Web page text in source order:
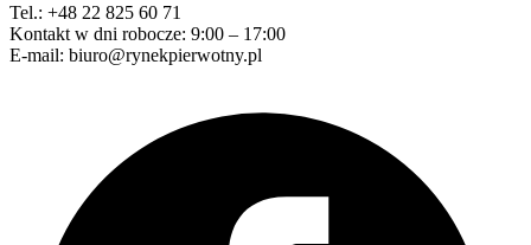
Tel.: +48 22 825 60 71
Kontakt w dni robocze: 9:00 – 17:00
E-mail: biuro@rynekpierwotny.pl